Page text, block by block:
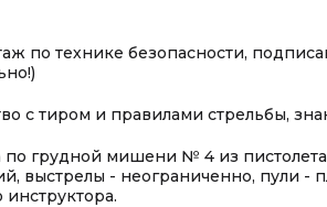
по технике безопасности,
с тиром и правилами стрельбы,
по грудной мишени № 4 из
выстрелы - неограниченно, пули -
инструктора.